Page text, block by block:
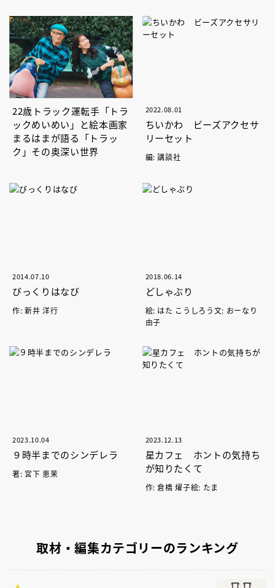
22歳トラック運転手「トラ
ックめいめい」と絵本画家
まるはまが語る「トラッ
ク」その奥深い世界
2022.08.01
ちいかわ ビーズアクセサ
リーセット
編: 講談社
2014.07.10
びっくりはなび
作: 新井 洋行
2018.06.14
どしゃぶり
絵: はた こうしろう文: おーなり
由子
2023.10.04
９時半までのシンデレラ
著: 宮下 恵茉
2023.12.13
星カフェ ホントの気持ち
が知りたくて
作: 倉橋 燿子絵: たま
取材・編集カテゴリーのランキング